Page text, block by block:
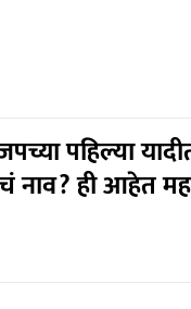
पहिल्या
नाव? ही आहेत